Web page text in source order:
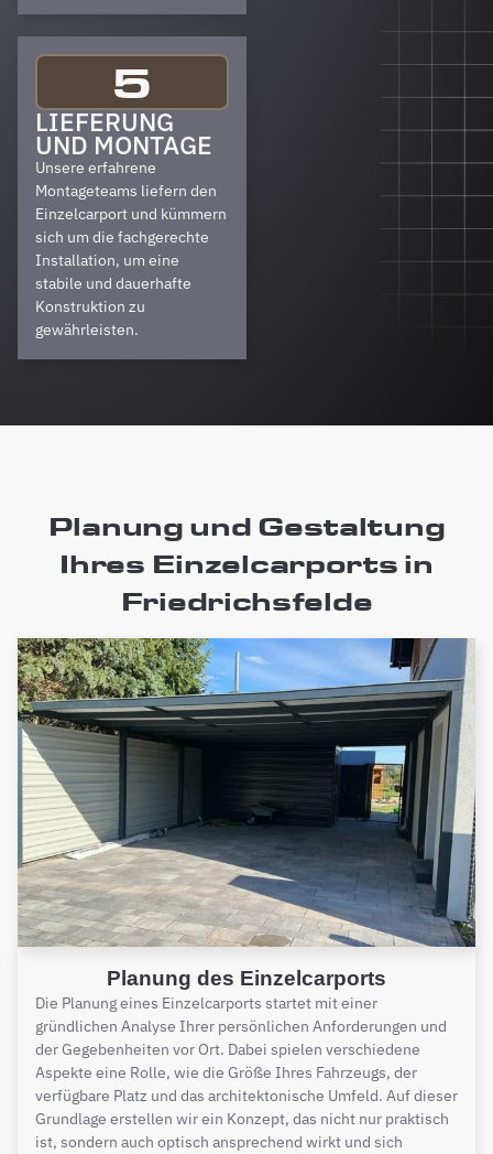
5
LIEFERUNG
UND MONTAGE
Unsere erfahrene
Montageteams liefern den
Einzelcarport und kümmern
sich um die fachgerechte
Installation, um eine
stabile und dauerhafte
Konstruktion zu
gewährleisten.
Planung und Gestaltung
Ihres Einzelcarports in
Friedrichsfelde
Planung des Einzelcarports
Die Planung eines Einzelcarports startet mit einer
gründlichen Analyse Ihrer persönlichen Anforderungen und
der Gegebenheiten vor Ort. Dabei spielen verschiedene
Aspekte eine Rolle, wie die Größe Ihres Fahrzeugs, der
verfügbare Platz und das architektonische Umfeld. Auf dieser
Grundlage erstellen wir ein Konzept, das nicht nur praktisch
ist, sondern auch optisch ansprechend wirkt und sich